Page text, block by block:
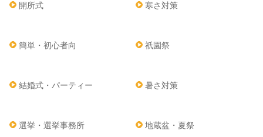
開所式 寒さ対策
簡単・初心者向 祇園祭
結婚式・パーティー 暑さ対策
選挙・選挙事務所 地蔵盆・夏祭